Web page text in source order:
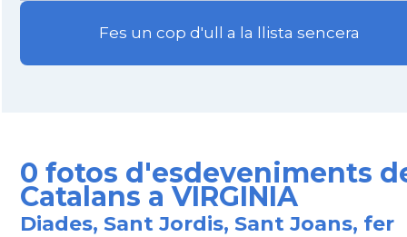
Fes un cop d'ull a la llista sencera
0 fotos d'esdeveniments
Catalans a VIRGINIA
Diades, Sant Jordis, Sant Joans, fer